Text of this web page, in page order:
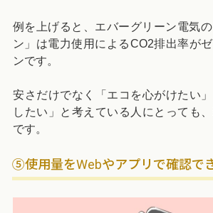
例を上げると、エバーグリーン電気
ン」は電力使用によるCO2排出率が
ンです。
安さだけでなく「エコを心がけたい
したい」と考えている人にとっても
です。
⑤使用量をWebやアプリで確認で